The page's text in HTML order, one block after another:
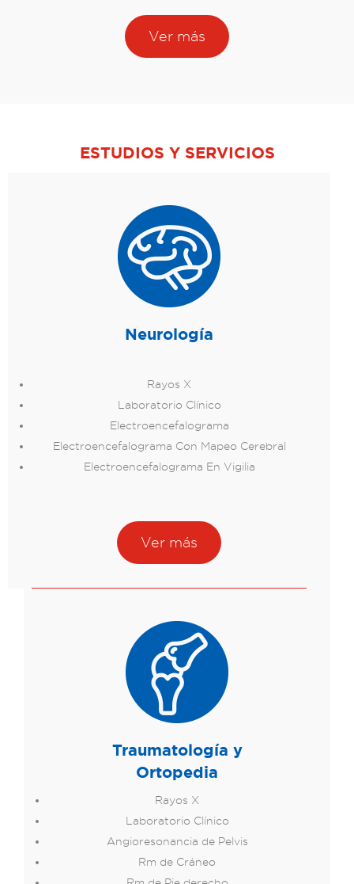
Ver más
ESTUDIOS Y SERVICIOS
Neurología
Rayos X
Laboratorio Clínico
Electroencefalograma
Electroencefalograma Con Mapeo Cerebral
Electroencefalograma En Vigilia
Ver más
Traumatología y
Ortopedia
Rayos X
Laboratorio Clínico
Angioresonancia de Pelvis
Rm de Cráneo